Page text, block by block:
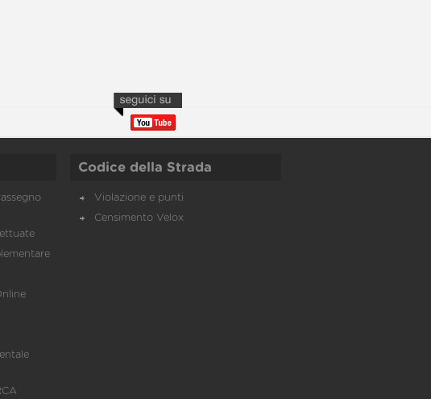
Codice della Strada
Violazione e punti
Censimento Velox